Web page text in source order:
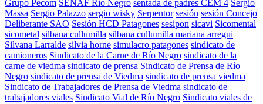
Grupo Pecom SENAF Río Negro sentada de padres CEM 4 Sergio
Massa Sergio Palazzo sergio wisky Serpentor sesión sesión Concejo
Deliberante SAO Sesión HCD Patagones sesipon sicavi Sicomental
sicometal silbana cullumilla silbana cullumilla mariana arregui
Silvana Larralde silvia horne simulacro patagones sindicato de
camioneros Sindicato de la Carne de Río Negro sindicato de la
carne de viedma sindicato de prensa Sindicato de Prensa de Río
Negro sindicato de prensa de Viedma sindicato de prensa viedma
Sindicato de Trabajadores de Prensa de Viedma sindicato de
trabajadores viales Sindicato Vial de Río Negro Sindicato viales de